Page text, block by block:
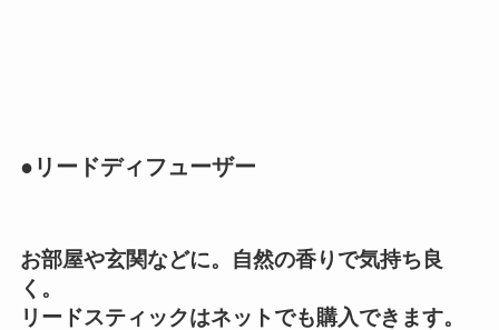
●リードディフューザー
お部屋や玄関などに。自然の香りで気持ち良
く。
リードスティックはネットでも購入できます。